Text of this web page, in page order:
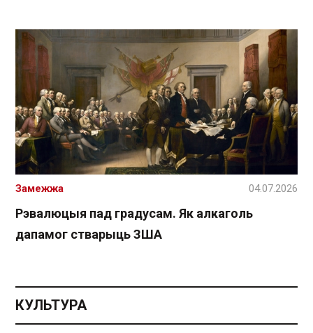
Рэвалюцыя пад градусам. Як алкаголь
дапамог стварыць ЗША
Замежжа 04.07.2026
КУЛЬТУРА